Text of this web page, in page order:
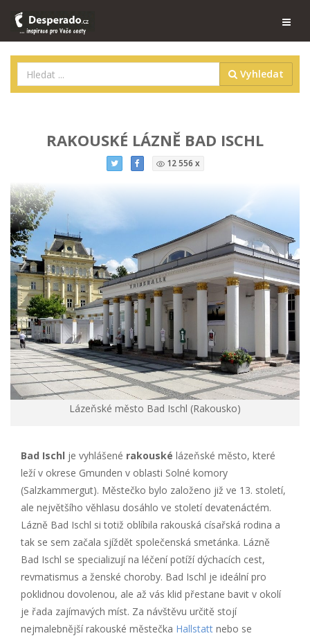
Vyhledat
RAKOUSKÉ LÁZNĚ BAD ISCHL
12 556 x
Lázeňské město Bad Ischl (Rakousko)
Bad Ischl je vyhlášené rakouské lázeňské město, které
leží v okrese Gmunden v oblasti Solné komory
(Salzkammergut). Městečko bylo založeno již ve 13. století,
ale největšího věhlasu dosáhlo ve století devatenáctém.
Lázně Bad Ischl si totiž oblíbila rakouská císařská rodina a
tak se sem začala sjíždět společenská smetánka. Lázně
Bad Ischl se specializují na léčení potíží dýchacích cest,
revmatismus a ženské choroby. Bad Ischl je ideální pro
poklidnou dovolenou, ale až vás klid přestane bavit v okolí
je řada zajímavých míst. Za návštěvu určitě stojí
nejmalebnější rakouské městečka Hallstatt nebo se